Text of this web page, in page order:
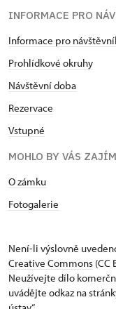
INFORMACE PRO
Informace pro
Prohlídkové okruhy
Návštěvní doba
Rezervace
Vstupné
MOHLO BY VÁS
O zámku
Fotogalerie
Není-li výslovně
Creative Commons (CC
Neužívejte dílo
uvádějte odkaz na